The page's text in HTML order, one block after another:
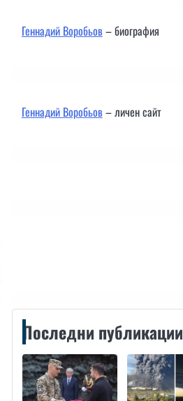
Геннадий Воробьов– биография
Геннадий Воробьов– личен сайт
Последни публикации